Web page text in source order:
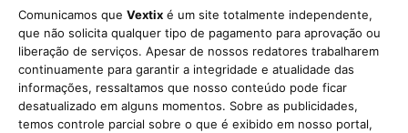
Comunicamos que Vextix é um site totalmente independente,
que não solicita qualquer tipo de pagamento para aprovação ou
liberação de serviços. Apesar de nossos redatores trabalharem
continuamente para garantir a integridade e atualidade das
informações, ressaltamos que nosso conteúdo pode ficar
desatualizado em alguns momentos. Sobre as publicidades,
temos controle parcial sobre o que é exibido em nosso portal,